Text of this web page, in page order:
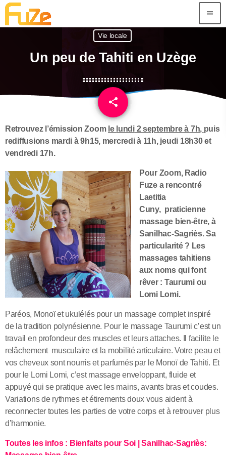
menu
Vie locale
Un peu de Tahiti en Uzège
share
email
Retrouvez l’émission Zoom le lundi2 septembre à 7h, puis
rediffusions mardi à 9h15, mercredià 11h, jeudi 18h30 et
vendredi17h.
Pour Zoom, Radio
Fuze a rencontré
Laetitia
Cuny, praticienne
massage bien-être, à
Sanilhac-Sagriès. Sa
particularité ? Les
massages tahitiens
aux noms qui font
rêver : Taurumi ou
Lomi Lomi.
Paréos, Monoï et ukulélés pour un massage complet inspiré
de la tradition polynésienne. Pour le massage Taurumi c’est un
travail en profondeur des muscles et leurs attaches. Il facilite le
relâchement musculaire et la mobilité articulaire. Votre peau et
vos cheveux sont nourris et parfumés par le Monoï de Tahiti. Et
pour le Lomi Lomi, c’est massage enveloppant, fluide et
appuyé qui se pratique avec les mains, avants bras et coudes.
Variations de rythmes et étirements doux vous aident à
reconnecter toutes les parties de votre corps et à retrouver plus
d’harmonie.
Toutes les infos : Bienfaits pour Soi | Sanilhac-Sagriès: